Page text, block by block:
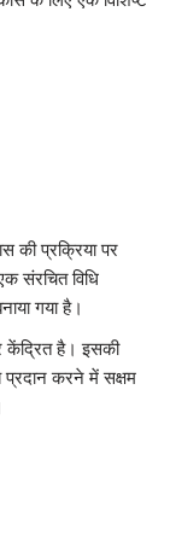
की प्रक्रिया पर
संरचित विधि
गया है।
केंद्रित है। इसकी
करने में सक्षम